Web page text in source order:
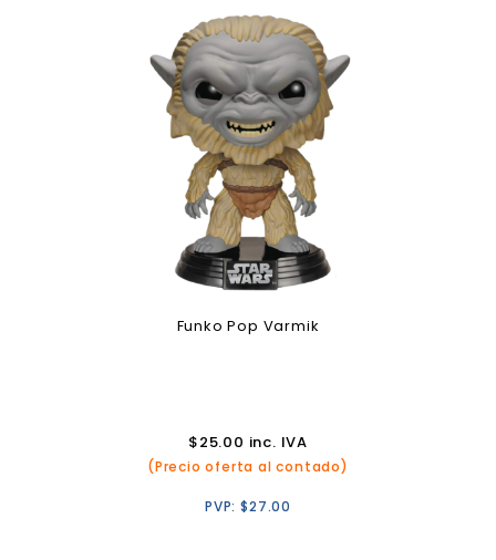
Funko Pop Varmik
$25.00 inc. IVA
(Precio oferta al contado)
PVP:$27.00